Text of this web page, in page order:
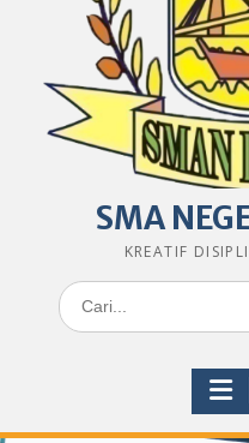
SMA
KREATIF
Search
for: